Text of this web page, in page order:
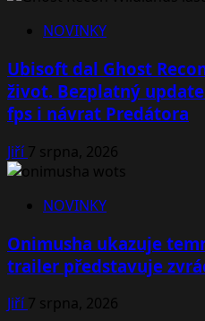
NOVINKY
Ubisoft dal Ghost
život. Bezplatný
fps i návrat Predátora
Jiří7 srpna, 2026
NOVINKY
Onimusha ukazuje
trailer představuje
Jiří7 srpna, 2026